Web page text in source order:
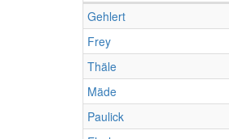
Gehlert
Frey
Thäle
Mäde
Paulick